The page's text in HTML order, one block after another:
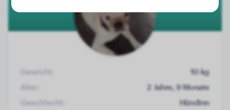
Gewicht:
10 kg
Alter:
2 Jahre, 9 Monate
Geschlecht:
Hündinn